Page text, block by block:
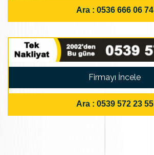
Ara : 0536 666 06 74
Firmayı İncele
Ara : 0539 572 23 55